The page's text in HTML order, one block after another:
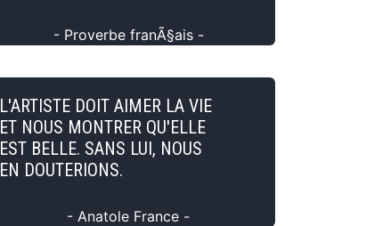
- Proverbe franÃ§ais -
L'ARTISTE DOIT AIMER LA VIE
ET NOUS MONTRER QU'ELLE
EST BELLE. SANS LUI, NOUS
EN DOUTERIONS.
- Anatole France -